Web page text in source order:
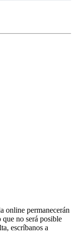
online permanecerán
que no será posible
escríbanos a